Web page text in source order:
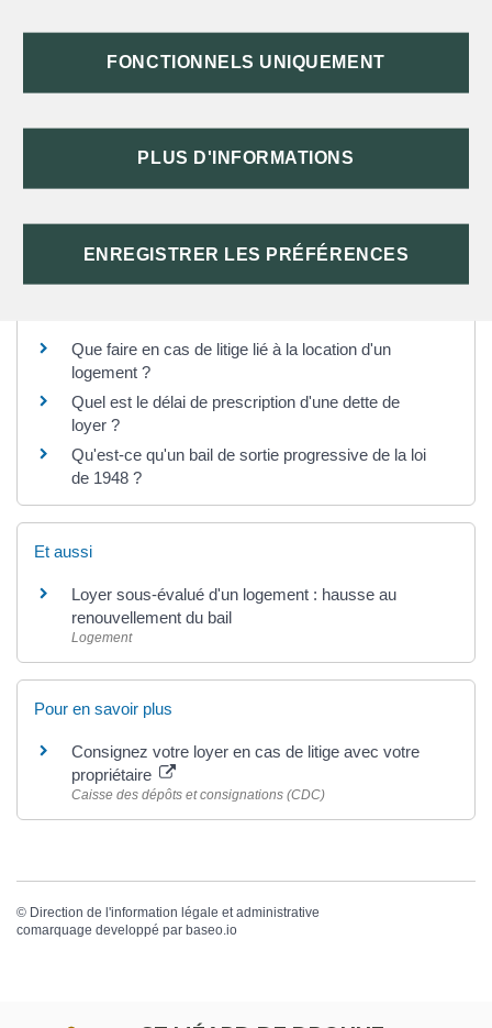
FONCTIONNELS UNIQUEMENT
PLUS D'INFORMATIONS
ENREGISTRER LES PRÉFÉRENCES
Attention :
Le locataire et le propriétaire d'un logement loué avec un <a
à la CDC.
TEXTES DE RÉFÉRENCE
Que faire en cas de litige lié à la location d'un
logement ?
Quel est le délai de prescription d'une dette de
loyer ?
Qu'est-ce qu'un bail de sortie progressive de la loi
de 1948 ?
Et aussi
Loyer sous-évalué d'un logement : hausse au
renouvellement du bail
Logement
Pour en savoir plus
Consignez votre loyer en cas de litige avec votre
propriétaire
Caisse des dépôts et consignations (CDC)
© Direction de l'information légale et administrative
comarquage developpé par baseo.io